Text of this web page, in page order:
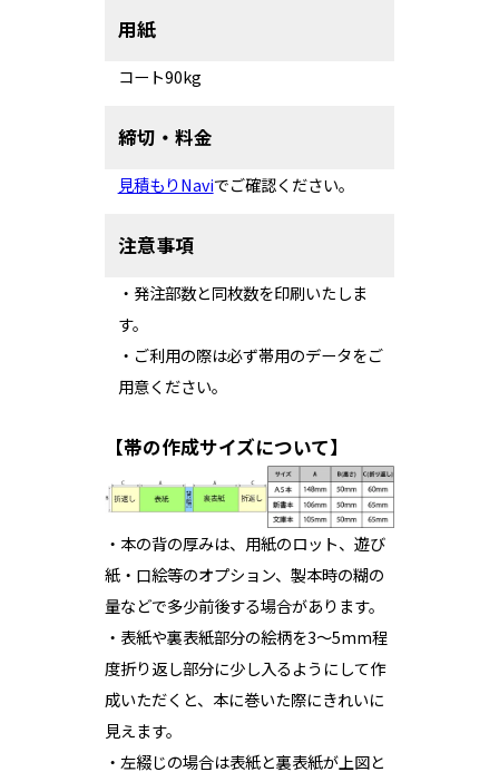
用紙
コート90kg
締切・料金
見積もりNaviでご確認ください。
注意事項
・発注部数と同枚数を印刷いたしま
す。
・ご利用の際は必ず帯用のデータをご
用意ください。
【帯の作成サイズについて】
・本の背の厚みは、用紙のロット、遊び
紙・口絵等のオプション、製本時の糊の
量などで多少前後する場合があります。
・表紙や裏表紙部分の絵柄を3～5mm程
度折り返し部分に少し入るようにして作
成いただくと、本に巻いた際にきれいに
見えます。
・左綴じの場合は表紙と裏表紙が上図と